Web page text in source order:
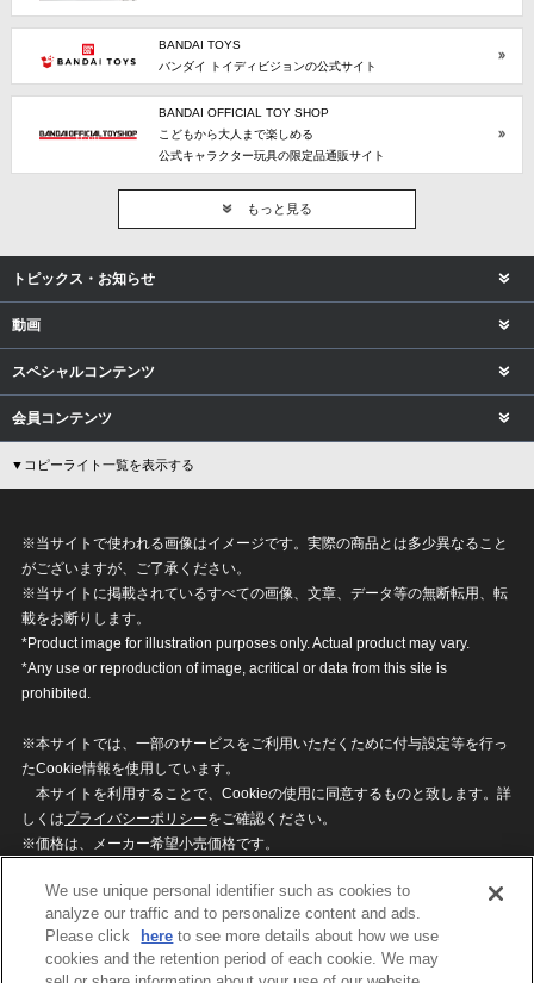
BANDAI TOYS
バンダイ トイディビジョンの公式サイト
BANDAI OFFICIAL TOY SHOP
こどもから大人まで楽しめる
公式キャラクター玩具の限定品通販サイト
もっと見る
トピックス・お知らせ
動画
スペシャルコンテンツ
会員コンテンツ
▼コピーライト一覧を表示する
※当サイトで使われる画像はイメージです。実際の商品とは多少異なること
がございますが、ご了承ください。
※当サイトに掲載されているすべての画像、文章、データ等の無断転用、転
載をお断りします。
*Product image for illustration purposes only. Actual product may vary.
*Any use or reproduction of image, acritical or data from this site is
prohibited.
※本サイトでは、一部のサービスをご利用いただくために付与設定等を行っ
たCookie情報を使用しています。
本サイトを利用することで、Cookieの使用に同意するものと致します。詳
しくはプライバシーポリシーをご確認ください。
※価格は、メーカー希望小売価格です。
ざいますのでご了承ください。
privacypolicy
Do Not Sell or Share My
We use unique personal identifier such as cookies to
analyze our traffic and to personalize content and ads.
Please click
here to see more details about how we use
cookies and the retention period of each cookie. We may